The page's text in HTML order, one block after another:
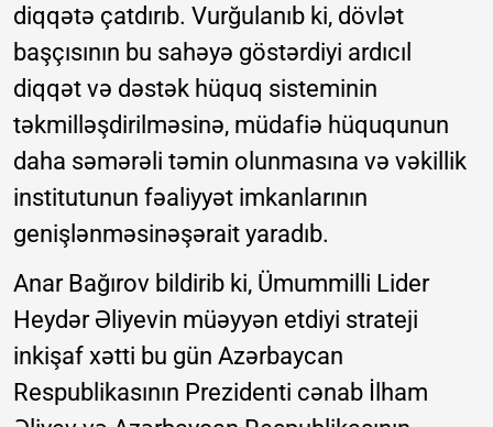
diqqətə çatdırıb. Vurğulanıb ki, dövlət
başçısının bu sahəyə göstərdiyi ardıcıl
diqqət və dəstək hüquq sisteminin
təkmilləşdirilməsinə, müdafiə hüququnun
daha səmərəli təmin olunmasına və vəkillik
institutunun fəaliyyət imkanlarının
genişlənməsinəşərait yaradıb.
Anar Bağırov bildirib ki, Ümummilli Lider
Heydər Əliyevin müəyyən etdiyi strateji
inkişaf xətti bu gün Azərbaycan
Respublikasının Prezidenti cənab İlham